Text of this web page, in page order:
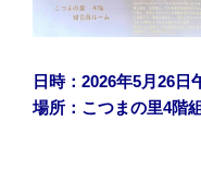
日時：2026年5月26日
場所：こつまの里4階